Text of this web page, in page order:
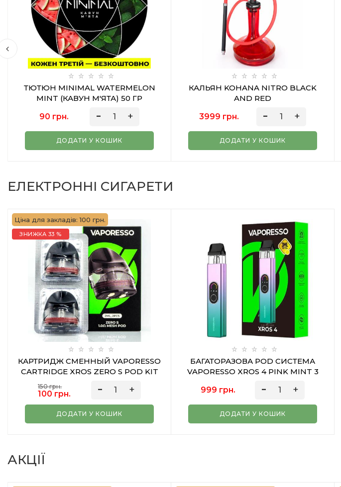
ТЮТЮН MINIMAL WATERMELON
MINT (КАВУН М'ЯТА) 50 ГР
90 грн.
ДОДАТИ У КОШИК
КАЛЬЯН KOHANA NITRO BLACK
AND RED
3999 грн.
ДОДАТИ У КОШИК
ЕЛЕКТРОННІ СИГАРЕТИ
Ціна для закладів: 100 грн.
ЗНИЖКА 33 %
КАРТРИДЖ СМЕННЫЙ VAPORESSO
CARTRIDGE XROS ZERO S POD KIT
150 грн.
100 грн.
ДОДАТИ У КОШИК
БАГАТОРАЗОВА POD СИСТЕМА
VAPORESSO XROS 4 PINK MINT 3
999 грн.
ДОДАТИ У КОШИК
АКЦІЇ